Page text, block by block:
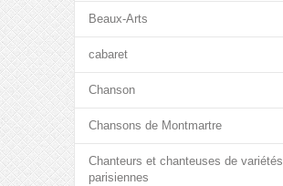
Beaux-Arts
cabaret
Chanson
Chansons de Montmartre
Chanteurs et chanteuses de variétés
parisiennes